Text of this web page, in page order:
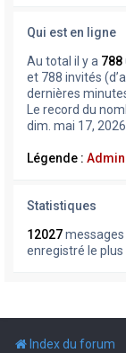
Qui est en ligne
Au total il y a 788
et 788 invités
dernières
Le record du
dim. mai 17,
Légende :
Statistiques
12027messages
enregistré le
Index du forum